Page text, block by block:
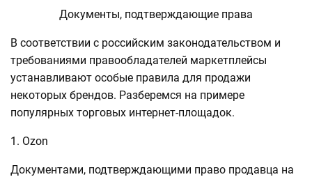
Документы, подтверждающие права
В соответствии с российским законодательством и
требованиями правообладателей маркетплейсы
устанавливают особые правила для продажи
некоторых брендов. Разберемся на примере
популярных торговых интернет-площадок.
1. Ozon
Документами, подтверждающими право продавца на